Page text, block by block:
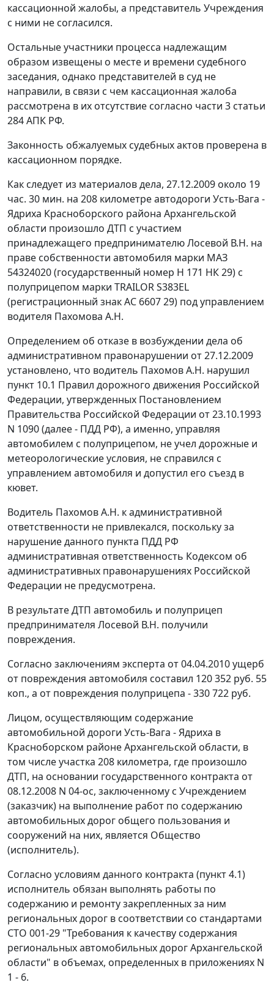
кассационной жалобы, а представитель Учреждения
с ними не согласился.
Остальные участники процесса надлежащим
образом извещены о месте и времени судебного
заседания, однако представителей в суд не
направили, в связи с чем кассационная жалоба
рассмотрена в их отсутствие согласно части 3 статьи
284АПК РФ.
Законность обжалуемых судебных актов проверена в
кассационном порядке.
Как следует из материалов дела, 27.12.2009 около 19
час. 30 мин. на 208 километре автодороги Усть-Вага -
Ядриха Красноборского района Архангельской
области произошло ДТП с участием
принадлежащего предпринимателю Лосевой В.Н. на
праве собственности автомобиля марки МАЗ
54324020 (государственный номер Н 171 НК 29) с
полуприцепом марки TRAILOR S383EL
(регистрационный знак АС 6607 29) под управлением
водителя Пахомова А.Н.
Определением об отказе в возбуждении дела об
административном правонарушении от 27.12.2009
установлено, что водитель Пахомов А.Н. нарушил
пункт 10.1 Правил дорожного движения Российской
Федерации, утвержденных Постановлением
Правительства Российской Федерации от 23.10.1993
N 1090 (далее - ПДД РФ), а именно, управляя
автомобилем с полуприцепом, не учел дорожные и
метеорологические условия, не справился с
управлением автомобиля и допустил его съезд в
кювет.
Водитель Пахомов А.Н. к административной
ответственности не привлекался, поскольку за
нарушение данного пункта ПДД РФ
административная ответственность Кодексом об
административных правонарушениях Российской
Федерации не предусмотрена.
В результате ДТП автомобиль и полуприцеп
предпринимателя Лосевой В.Н. получили
повреждения.
Согласно заключениям эксперта от 04.04.2010 ущерб
от повреждения автомобиля составил 120 352 руб. 55
коп., а от повреждения полуприцепа - 330 722 руб.
Лицом, осуществляющим содержание
автомобильной дороги Усть-Вага - Ядриха в
Красноборском районе Архангельской области, в
том числе участка 208 километра, где произошло
ДТП, на основании государственного контракта от
08.12.2008 N 04-ос, заключенному с Учреждением
(заказчик) на выполнение работ по содержанию
автомобильных дорог общего пользования и
сооружений на них, является Общество
(исполнитель).
Согласно условиям данного контракта (пункт 4.1)
исполнитель обязан выполнять работы по
содержанию и ремонту закрепленных за ним
региональных дорог в соответствии со стандартами
СТО 001-29 "Требования к качеству содержания
региональных автомобильных дорог Архангельской
области" в объемах, определенных в приложениях N
1 - 6.